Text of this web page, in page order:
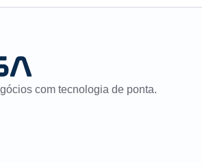
com tecnologia de ponta.